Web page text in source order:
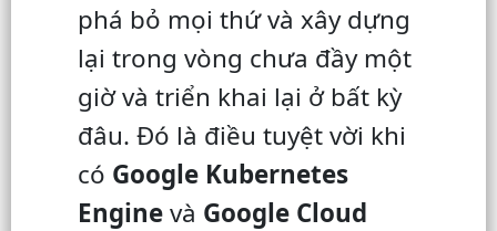
phá bỏ mọi thứ và xây dựng
lại trong vòng chưa đầy một
giờ và triển khai lại ở bất kỳ
đâu. Đó là điều tuyệt vời khi
có Google Kubernetes
Enginevà Google Cloud